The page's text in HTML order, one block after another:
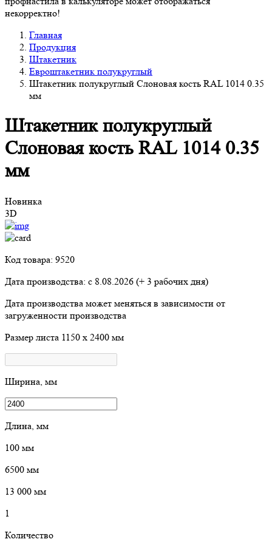
некорректно!
Главная
Продукция
Штакетник
Евроштакетник полукруглый
Штакетник полукруглый Слоновая кость RAL 1014 0.35
мм
Штакетник полукруглый
Слоновая кость RAL 1014 0.35
мм
Новинка
3D
Код товара: 9520
Дата производства: с 8.08.2026 (+ 3 рабочих дня)
Дата производства может меняться в зависимости от
загруженности производства
Размер листа 1150 х 2400 мм
Ширина, мм
Длина, мм
100 мм
6500 мм
13 000 мм
1
Количество